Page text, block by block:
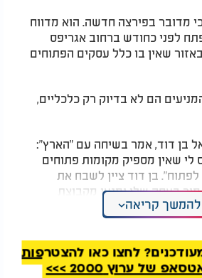
מדובר בפירצה חדשה. הוא מדווח
לפני כחודש ברחוב אגריפס
שאין בו כלל עסקים הפתוחים
הם לא בדיוק רק כלכליים,
בן דוד, אמר בשיחה עם "הארץ":
לי שאין מספיק מקומות פתוחים
בן דוד ציין לשבח את
בעסק שלו ומנעו מקבוצת
"אני מרגיש שזה יקרה שוב גם
לכך", הוסיף.
להמשך קריאה
לחצו כאן להצטרפות
של ערוץ 2000 >>>